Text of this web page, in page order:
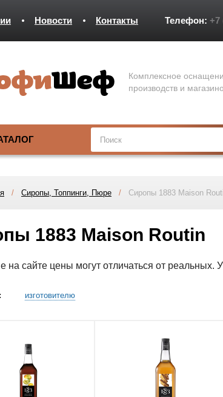
Новости Контакты Телефон: +7
Комплексное
производств и
/ Сиропы, Топпинги, Пюре / Сиропы 1883 Maison
1883 Maison Routin
на сайте цены могут отличаться от
изготовителю